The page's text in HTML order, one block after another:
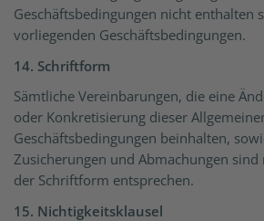
Geschäftsbedingungen nicht enthalten
vorliegenden Geschäftsbedingungen.
14. Schriftform
Sämtliche Vereinbarungen, die eine
oder Konkretisierung dieser
Geschäftsbedingungen beinhalten,
Zusicherungen und Abmachungen
der Schriftform entsprechen.
15. Nichtigkeitsklausel